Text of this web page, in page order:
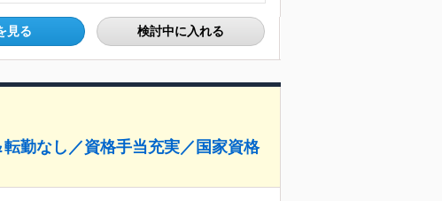
見る 検討中に入れる
勤なし／資格手当充実／国家資格